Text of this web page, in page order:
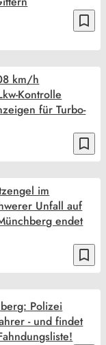
bookmark_border
bookmark_border
km/h
Kontrolle
für Turbo-
bookmark_border
im
Unfall auf
endet
Polizei
- und findet